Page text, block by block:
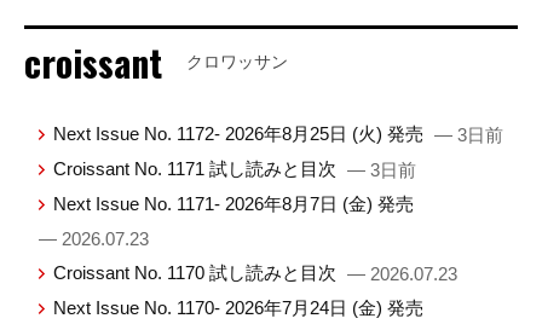
croissant クロワッサン
Next Issue No. 1172- 2026年8月25日 (火) 発売 — 3日前
Croissant No. 1171 試し読みと目次 — 3日前
Next Issue No. 1171- 2026年8月7日 (金) 発売
— 2026.07.23
Croissant No. 1170 試し読みと目次 — 2026.07.23
Next Issue No. 1170- 2026年7月24日 (金) 発売